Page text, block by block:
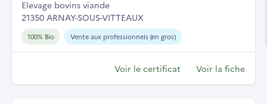
Elevage bovins viande
21350 ARNAY-SOUS-VITTEAUX
100% Bio Vente aux professionnels (en gros)
Voir le certificat Voir la fiche